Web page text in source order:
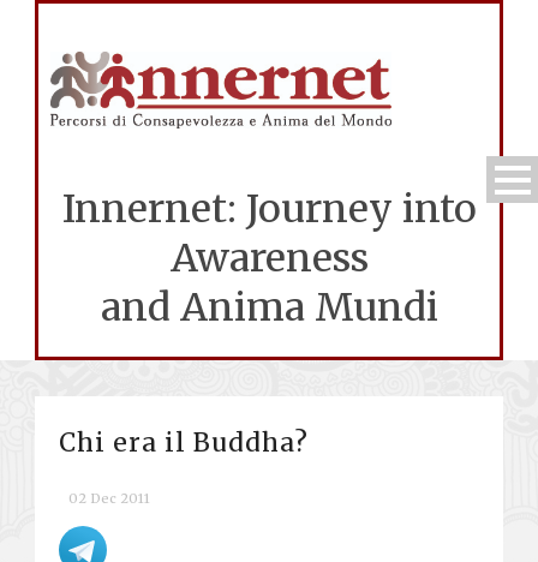
Innernet: Journey into
Awareness
and Anima Mundi
Chi era il Buddha?
02 Dec 2011